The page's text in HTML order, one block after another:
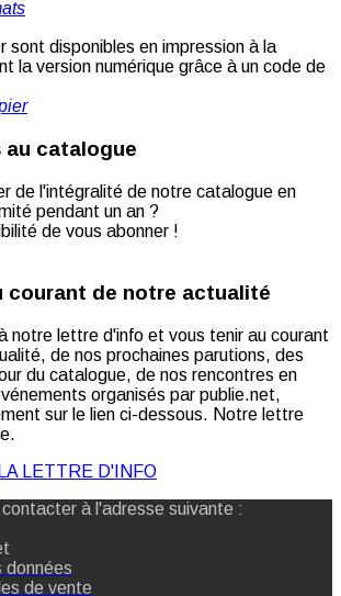
sont disponibles en impression à la
la version numérique grâce à un code de
au catalogue
de l'intégralité de notre catalogue en
pendant un an ?
de vous abonner !
courant de notre actualité
notre lettre d'info et vous tenir au courant
de nos prochaines parutions, des
du catalogue, de nos rencontres en
organisés par publie.net,
sur le lien ci-dessous. Notre lettre
LETTRE D'INFO
à l'adresse suivante :
données
de vente